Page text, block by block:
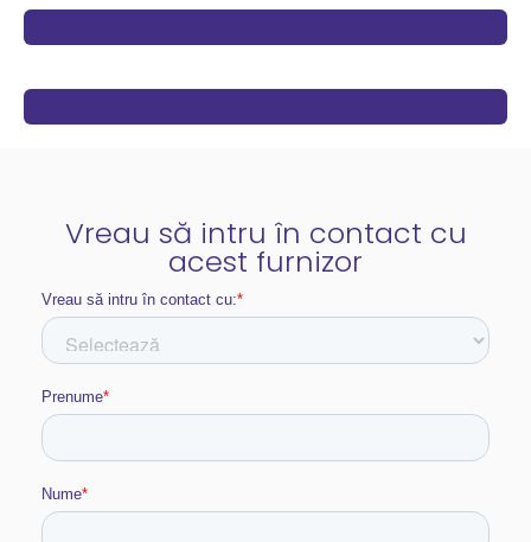
Vreau să intru în contact cu
acest furnizor​